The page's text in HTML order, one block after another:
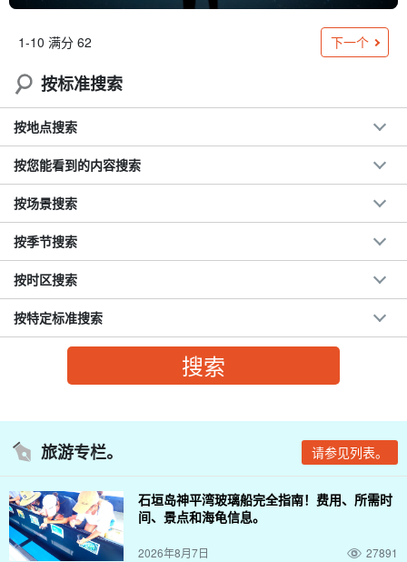
1-10 满分 62 下一个
按标准搜索
按地点搜索
按您能看到的内容搜索
按场景搜索
按季节搜索
按时区搜索
按特定标准搜索
旅游专栏。 请参见列表。
石垣岛神平湾玻璃船完全指南！费用、所需时
间、景点和海龟信息。
2026年8月7日 27891